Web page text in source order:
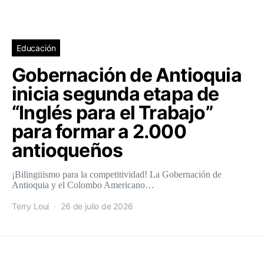
Educación
Gobernación de Antioquia
inicia segunda etapa de
“Inglés para el Trabajo”
para formar a 2.000
antioqueños
¡Bilingüismo para la competitividad! La Gobernación de
Antioquia y el Colombo Americano…
Terry Loui 26 de julio de 2026